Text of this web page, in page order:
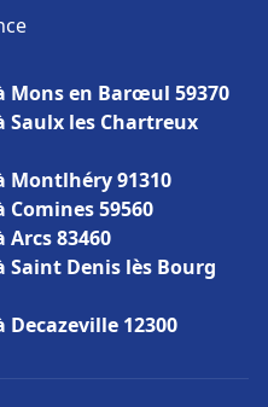
en Barœul 59370
Saulx les Chartreux
Montlhéry 91310
59560
83460
Denis lès Bourg
12300